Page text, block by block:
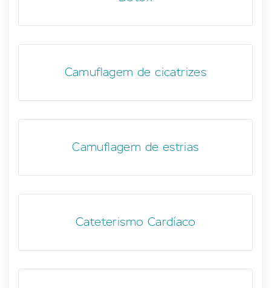
Camuflagem de cicatrizes
Camuflagem de estrias
Cateterismo Cardíaco